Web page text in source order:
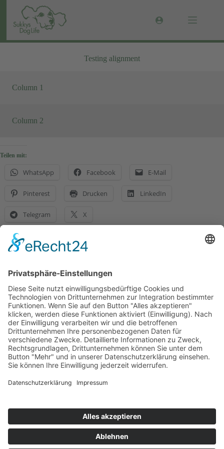
springen
Test breakpoints
Testing alignment
Column 1
Column 2
Teilen mit:
WhatsApp Facebook E-Mail
Pinterest Drucken LinkedIn
Telegram X
Gefällt mir:
Telefon: (0711) 2332 03
E-Mail: info@sukkysdoglife.de
Versand & Lieferung
Zahlungsarten